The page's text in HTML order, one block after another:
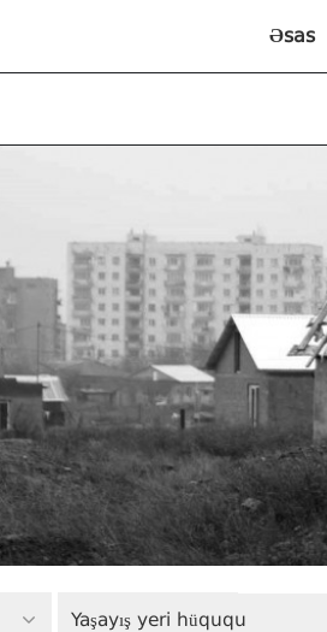
Əsas
Yaşayış yeri hüququ